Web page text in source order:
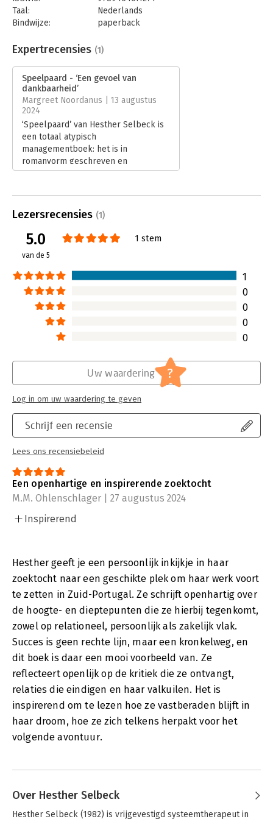
Taal:
Nederlands
Bindwijze:
paperback
Uitgever:
Obelisk Boeken
Verschijningsdatum:
5-12-2023
Hoofdrubriek: Psychologie
Expertrecensies (1)
Speelpaard - ‘Een gevoel van
dankbaarheid’
Margreet Noordanus | 13 augustus
2024
‘Speelpaard’ van Hesther Selbeck is
een totaal atypisch
managementboek: het is in
romanvorm geschreven en
autobiografisch. Je krijgt een heel
schrijfster.
Lees verder
Lezersrecensies (1)
5.0
van de 5
1 stem
1
0
0
0
0
Schrijf een recensie
Lees ons recensiebeleid
Uw waardering ?
Log in om uw waardering te geven
Een openhartige en inspirerende zoektocht
M.M. Ohlenschlager | 27 augustus 2024
Inspirerend
Hesther geeft je een persoonlijk inkijkje in haar
zoektocht naar een geschikte plek om haar werk voort
te zetten in Zuid-Portugal. Ze schrijft openhartig over
de hoogte- en dieptepunten die ze hierbij tegenkomt,
zowel op relationeel, persoonlijk als zakelijk vlak.
Succes is geen rechte lijn, maar een kronkelweg, en
dit boek is daar een mooi voorbeeld van. Ze
reflecteert openlijk op de kritiek die ze ontvangt,
relaties die eindigen en haar valkuilen. Het is
inspirerend om te lezen hoe ze vastberaden blijft in
haar droom, hoe ze zich telkens herpakt voor het
volgende avontuur.
Over Hesther Selbeck
Hesther Selbeck (1982) is vrijgevestigd systeemtherapeut in